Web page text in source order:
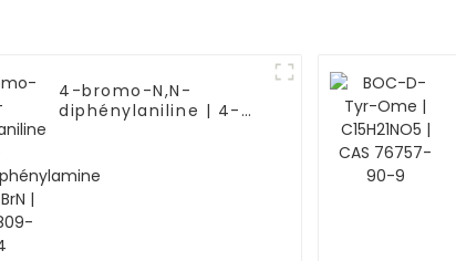
4-bromo-N,N-
diphénylaniline | 4-
36809-26-4